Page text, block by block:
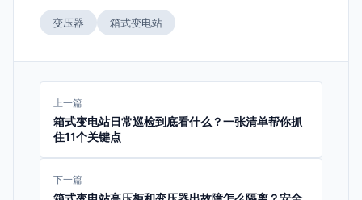
变压器 箱式变电站
上一篇
箱式变电站日常巡检到底看什么？一张清单帮你抓
住11个关键点
下一篇